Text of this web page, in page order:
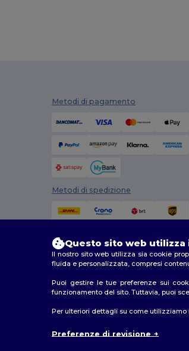
Metodi di pagamento
Metodi di spedizione
2026. Tutti i diritti
Questo sito web utilizza
Il nostro sito web utilizza sia cookie
fluida e personalizzata, compresi
Puoi gestire le tue preferenze sui
funzionamento del sito. Tuttavia, puoi
Per ulteriori dettagli su come
Preferenze di revisione